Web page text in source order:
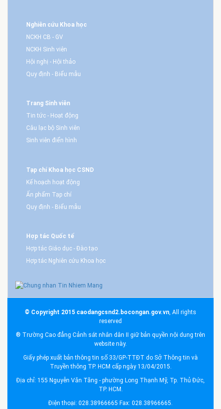
Nghiên cứu Khoa học
NCKH CB - GV
NCKH Sinh viên
Hội nghị - Hội thảo
Quy định - Biểu mẫu
Trang Sinh viên
Tin tức - Hoạt động
Câu lạc bộ Sinh viên
Sinh viên điển hình
Tạp chí Khoa học CSND
Kế hoạch hoạt động
Ấn phẩm Tạp chí
Quy định - Biểu mẫu
Hợp tác Quốc tế
Hợp tác Giáo dục - Đào tạo
Hợp tác Nghiên cứu Khoa học
© Copyright 2015 caodangcsnd2.bocongan.gov.vn, All rights
reserved
® Trường Cao đẳng Cảnh sát nhân dân II giữ bản quyền nội dung trên
website này.
Giấy phép xuất bản thông tin số 33/GP-TTĐT do Sở Thông tin và
Truyền thông TP. HCM cấp ngày 13/04/2015.
Địa chỉ: 155 Nguyễn Văn Tăng - phường Long Thạnh Mỹ, Tp. Thủ Đức,
TP. HCM.
Điện thoại: 028.38966665 Fax: 028.38966665.